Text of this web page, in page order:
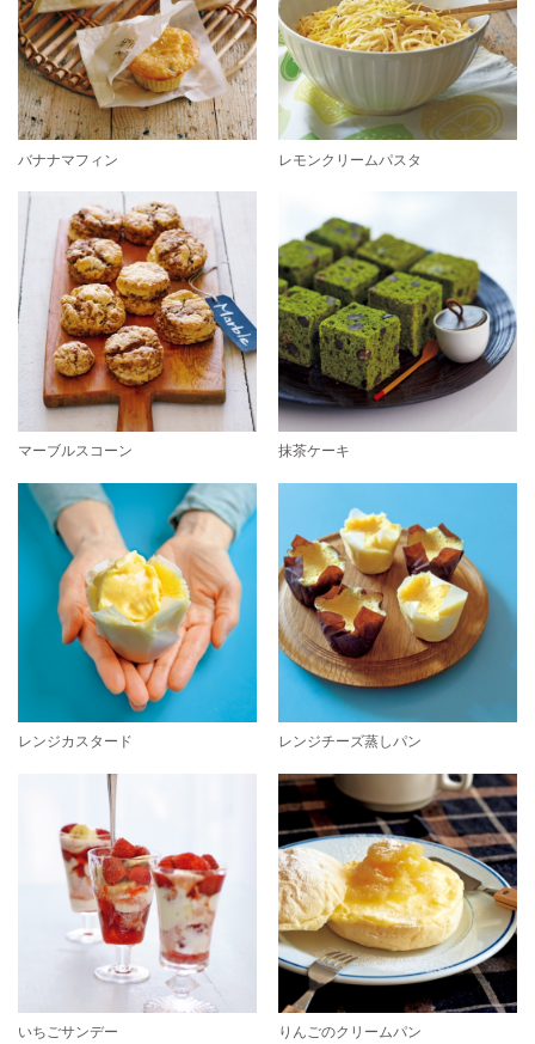
バナナマフィン レモンクリームパスタ
マーブルスコーン 抹茶ケーキ
レンジカスタード レンジチーズ蒸しパン
いちごサンデー りんごのクリームパン